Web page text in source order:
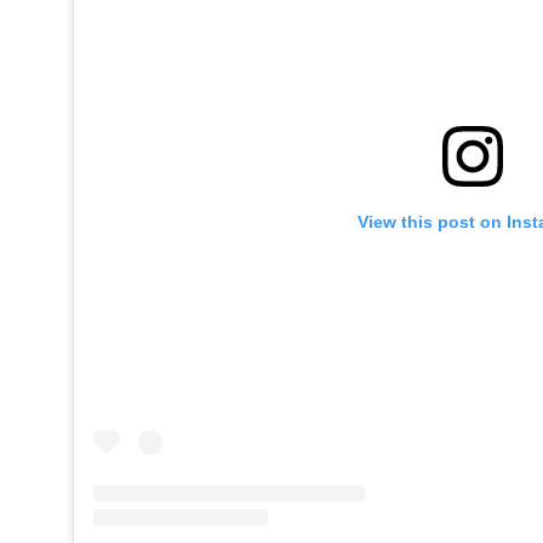
View this post on